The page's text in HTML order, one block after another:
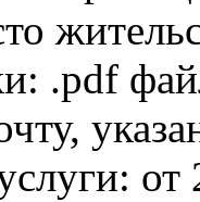
.pdf
от